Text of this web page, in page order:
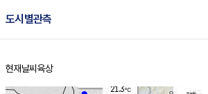
도시별관측
홈
현재날씨 육상
21.3℃